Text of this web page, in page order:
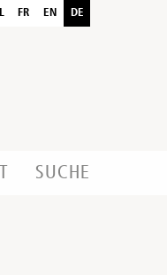
FR EN DE
SUCHE